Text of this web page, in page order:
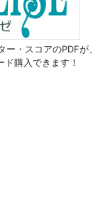
・スコアのPDFが、
ド購入できます！